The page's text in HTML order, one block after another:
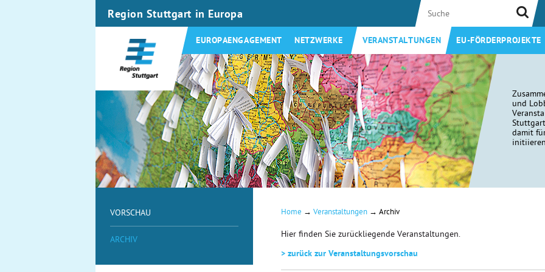
Region Stuttgart in Europa
EUROPAENGAGEMENT NETZWERKE VERANSTALTUNGEN EU-FÖRDERPROJEKTE
und
damit
VORSCHAU
ARCHIV
Home → Veranstaltungen → Archiv
Hier finden Sie zurückliegende Veranstaltungen.
> zurück zur Veranstaltungsvorschau